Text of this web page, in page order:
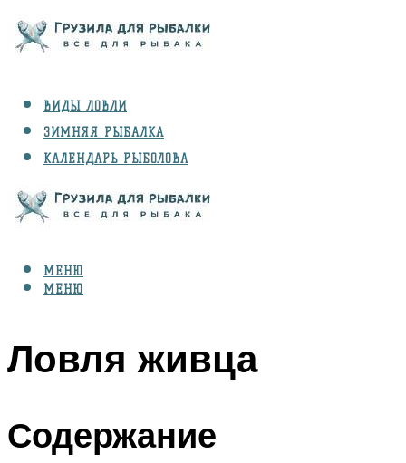
ВИДЫ ЛОВЛИ
ЗИМНЯЯ РЫБАЛКА
КАЛЕНДАРЬ РЫБОЛОВА
СНАРЯЖЕНИЕ
МЕНЮ
МЕНЮ
Ловля живца
Содержание